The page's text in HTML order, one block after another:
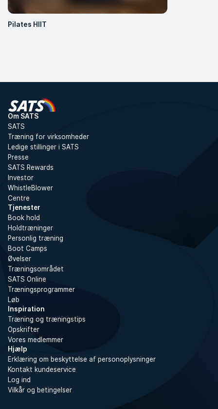
Pilates HIIT
Om SATS
SATS
Træning for virksomheder
Ledige stillinger i SATS
Presse
SATS Rewards
Investor
WhistleBlower
Centre
Tjenester
Book hold
Holdtræninger
Personlig træning
Boot Camps
Øvelser
Træningsområdet
SATS Online
Træningsprogrammer
Løb
Inspiration
Træning og træningstips
Opskrifter
Vores medlemmer
Hjælp
Erklæring om beskyttelse af personoplysninger
Kontakt kundeservice
Log ind
Vilkår og betingelser